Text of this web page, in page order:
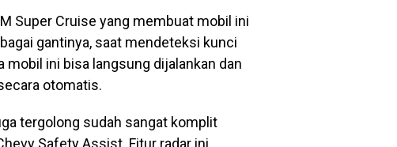
Super Cruise yang membuat mobil ini
gantinya, saat mendeteksi kunci
ini bisa langsung dijalankan dan
otomatis.
tergolong sudah sangat komplit
Safety Assist. Fitur radar ini